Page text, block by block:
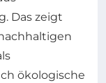
Das zeigt
ökologische